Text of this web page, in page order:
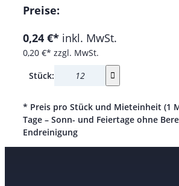
Preise:
0,24 €* inkl. MwSt.
0,20 €* zzgl. MwSt.
Stück:
* Preis pro Stück und Mieteinheit (1
Tage – Sonn- und Feiertage ohne
Endreinigung